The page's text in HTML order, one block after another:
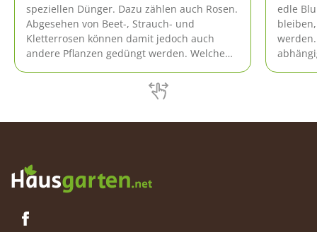
speziellen Dünger. Dazu zählen auch Rosen.
Abgesehen von Beet-, Strauch- und
Kletterrosen können damit jedoch auch
andere Pflanzen gedüngt werden. Welche
edle